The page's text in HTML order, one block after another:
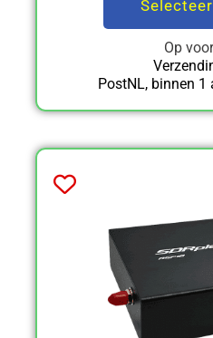
Op
PostNL, binnen